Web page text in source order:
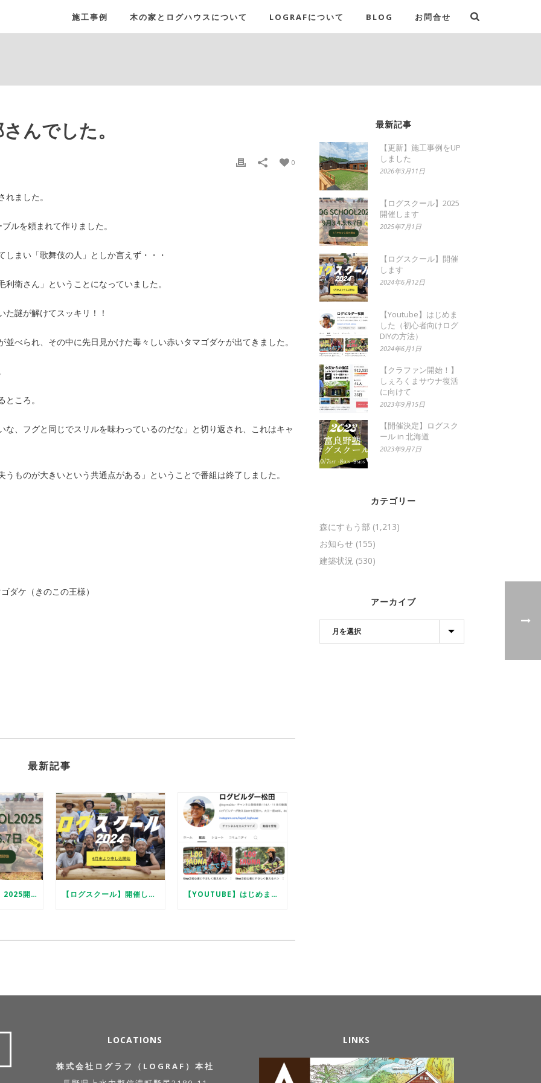
施工事例 木の家とログハウスについて LOGRAFについて BLOG お問合せ
んでした。
0
ました。
ルを頼まれて作りました。
まい「歌舞伎の人」としか言えず・・・
衛さん」ということになっていました。
謎が解けてスッキリ！！
べられ、その中に先日見かけた毒々しい赤いタマゴダケが出てきました。
ころ。
、フグと同じでスリルを味わっているのだな」と切り返され、これはキャ
ものが大きいという共通点がある」ということで番組は終了しました。
ダケ（きのこの王様）
最新記事
【ログスクール】2025開催します 【ログスクール】開催します 【YOUTUBE】はじめました（初心者向けログDIYの方法）
最新記事
【更新】施工事例をUP
しました
2026年3月11日
【ログスクール】2025
開催します
2025年7月1日
【ログスクール】開催
します
2024年6月12日
【Youtube】はじめま
した（初心者向けログ
DIYの方法）
2024年6月1日
【クラファン開始！】
しぇろくまサウナ復活
に向けて
2023年9月15日
【開催決定】ログスク
ール in 北海道
2023年9月7日
カテゴリー
森にすもう部 (1,213)
お知らせ (155)
建築状況 (530)
アーカイブ
LOCATIONS
株式会社ログラフ（LOGRAF）本社
LINKS